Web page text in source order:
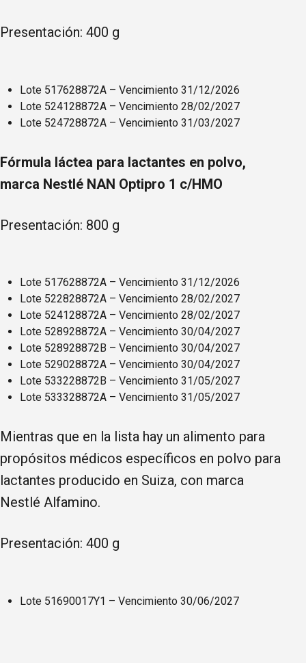
Presentación: 400 g
Lote 517628872A – Vencimiento 31/12/2026
Lote 524128872A – Vencimiento 28/02/2027
Lote 524728872A – Vencimiento 31/03/2027
Fórmula láctea para lactantes en polvo,
marca Nestlé NAN Optipro 1 c/HMO
Presentación: 800 g
Lote 517628872A – Vencimiento 31/12/2026
Lote 522828872A – Vencimiento 28/02/2027
Lote 524128872A – Vencimiento 28/02/2027
Lote 528928872A – Vencimiento 30/04/2027
Lote 528928872B – Vencimiento 30/04/2027
Lote 529028872A – Vencimiento 30/04/2027
Lote 533228872B – Vencimiento 31/05/2027
Lote 533328872A – Vencimiento 31/05/2027
Mientras que en la lista hay un alimento para
propósitos médicos específicos en polvo para
lactantes producido en Suiza, con marca
Nestlé Alfamino.
Presentación: 400 g
Lote 51690017Y1 – Vencimiento 30/06/2027